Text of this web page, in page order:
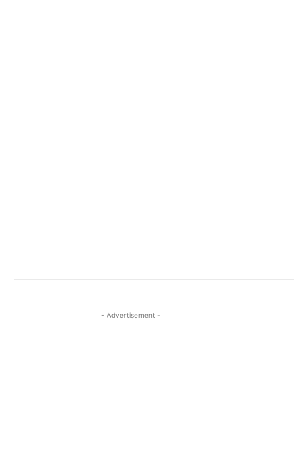
- Advertisement -